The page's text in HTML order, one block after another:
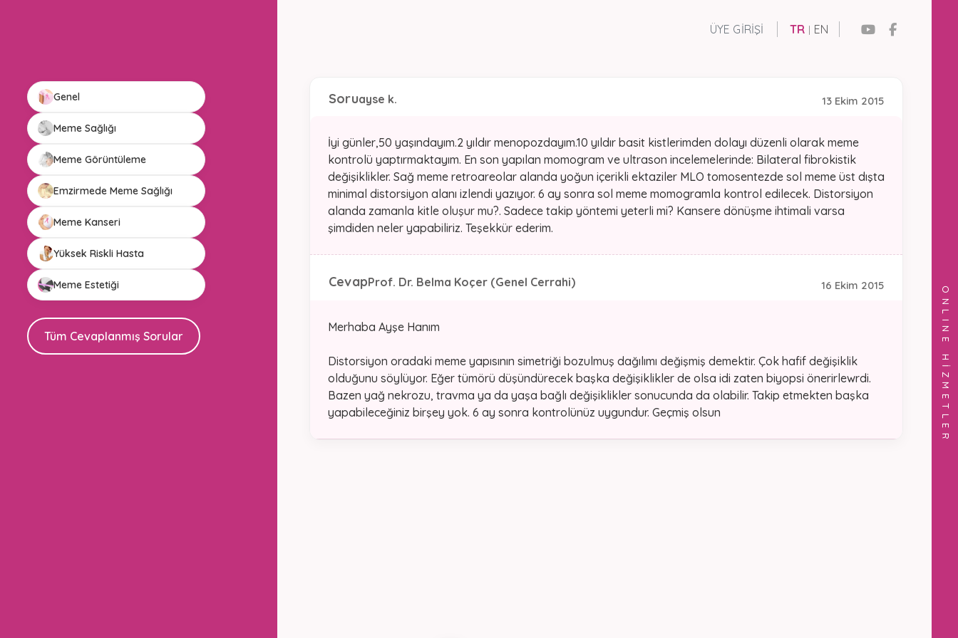
ÜYE GIRIŞI TR | EN
ONLINE HİZMETLER
Genel
Meme Sağlığı
Meme Görüntüleme
Emzirmede Meme Sağlığı
Meme Kanseri
Yüksek Riskli Hasta
Meme Estetiği
Tüm Cevaplanmış Sorular
13 Ekim 2015
Soruayse k.
İyi günler,50 yaşındayım.2 yıldır menopozdayım.10 yıldır basit kistlerimden dolayı düzenli olarak meme
kontrolü yaptırmaktayım. En son yapılan momogram ve ultrason incelemelerinde: Bilateral fibrokistik
değişiklikler. Sağ meme retroareolar alanda yoğun içerikli ektaziler MLO tomosentezde sol meme üst dışta
minimal distorsiyon alanı izlendi yazıyor. 6 ay sonra sol meme momogramla kontrol edilecek. Distorsiyon
alanda zamanla kitle oluşur mu?. Sadece takip yöntemi yeterli mi? Kansere dönüşme ihtimali varsa
şimdiden neler yapabiliriz. Teşekkür ederim.
16 Ekim 2015
CevapProf. Dr. Belma Koçer (Genel Cerrahi)
Merhaba Ayşe Hanım
Distorsiyon oradaki meme yapısının simetriği bozulmuş dağılımı değişmiş demektir. Çok hafif değişiklik
olduğunu söylüyor. Eğer tümörü düşündürecek başka değişiklikler de olsa idi zaten biyopsi önerirlewrdi.
Bazen yağ nekrozu, travma ya da yaşa bağlı değişiklikler sonucunda da olabilir. Takip etmekten başka
yapabileceğiniz birşey yok. 6 ay sonra kontrolünüz uygundur. Geçmiş olsun